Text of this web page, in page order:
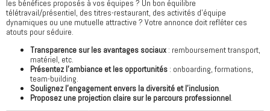
les bénéfices proposés à vos équipes ? Un bon équilibre
télétravail/présentiel, des titres-restaurant, des activités d’équipe
dynamiques ou une mutuelle attractive ? Votre annonce doit refléter ces
atouts pour séduire.
Transparence sur les avantages sociaux : remboursement transport,
matériel, etc.
Présentez l’ambiance et les opportunités : onboarding, formations,
team-building.
Soulignez l’engagement envers la diversité et l’inclusion.
Proposez une projection claire sur le parcours professionnel.